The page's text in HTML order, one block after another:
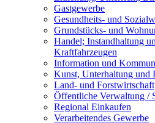
Gastgewerbe
Gesundheits- und
Grundstücks- und
Handel; Instandhaltung
Kraftfahrzeugen
Information und
Kunst, Unterhaltung und
Land- und
Öffentliche Verwaltung /
Regional Einkaufen
Verarbeitendes Gewerbe